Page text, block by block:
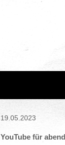
19.05.2023
YouTube für